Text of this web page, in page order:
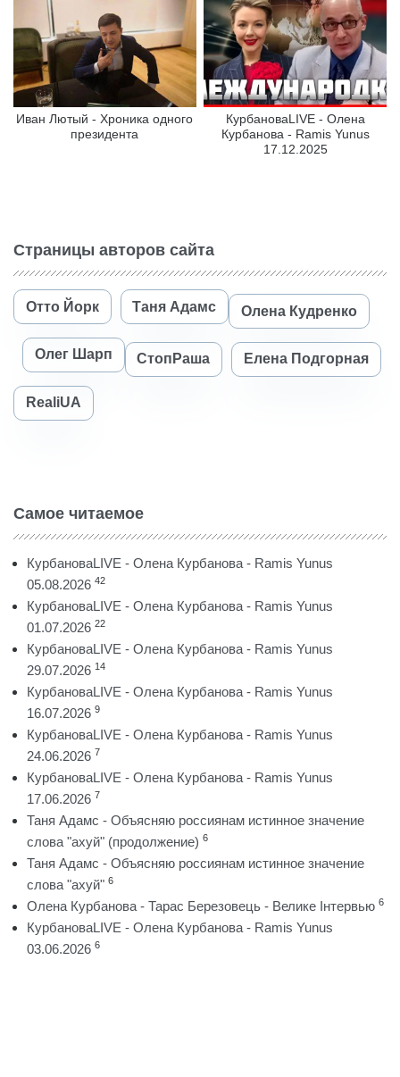
Иван Лютый - Хроника одного
президента
КурбановаLIVE - Олена
Курбанова - Ramis Yunus
17.12.2025
Страницы авторов сайта
Отто Йорк Таня Адамс Олена Кудренко
Олег Шарп СтопРаша Елена Подгорная
RealiUA
Самое читаемое
КурбановаLIVE - Олена Курбанова - Ramis Yunus
05.08.2026 42
КурбановаLIVE - Олена Курбанова - Ramis Yunus
01.07.2026 22
КурбановаLIVE - Олена Курбанова - Ramis Yunus
29.07.2026 14
КурбановаLIVE - Олена Курбанова - Ramis Yunus
16.07.2026 9
КурбановаLIVE - Олена Курбанова - Ramis Yunus
24.06.2026 7
КурбановаLIVE - Олена Курбанова - Ramis Yunus
17.06.2026 7
Таня Адамс - Объясняю россиянам истинное значение
слова "ахуй" (продолжение) 6
Таня Адамс - Объясняю россиянам истинное значение
слова "ахуй" 6
Олена Курбанова - Тарас Березовець - Велике Інтервью 6
КурбановаLIVE - Олена Курбанова - Ramis Yunus
03.06.2026 6